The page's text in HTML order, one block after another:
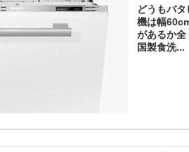
どうもバ
機は幅
があるか
国製食洗...